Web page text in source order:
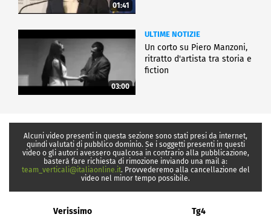
01:41
03:00
ULTIME NOTIZIE
Un corto su Piero Manzoni,
ritratto d'artista tra storia e
fiction
Alcuni video presenti in questa sezione sono stati presi da internet,
quindi valutati di pubblico dominio. Se i soggetti presenti in questi
video o gli autori avessero qualcosa in contrario alla pubblicazione,
basterà fare richiesta di rimozione inviando una mail a:
team_verticali@italiaonline.it. Provvederemo alla cancellazione del
video nel minor tempo possibile.
Verissimo Tg4